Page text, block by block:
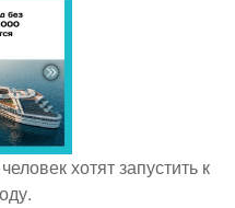
хотят запустить к